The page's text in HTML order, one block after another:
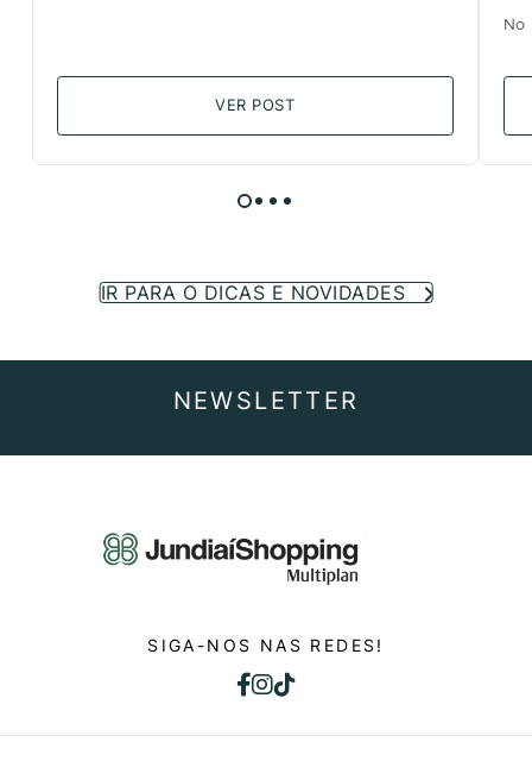
IR PARA O DICAS E NOVIDADES
VER POST
No
NEWSLETTER
SIGA-NOS NAS REDES!